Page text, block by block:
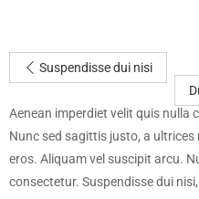
Suspendisse dui nisi
Aenean imperdiet velit quis nulla
Nunc sed sagittis justo, a
eros. Aliquam vel suscipit arcu.
consectetur. Suspendisse dui